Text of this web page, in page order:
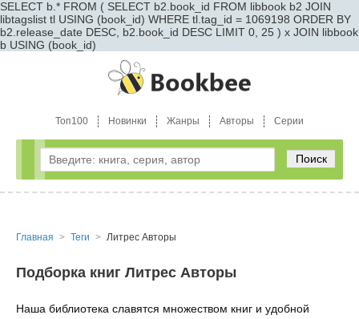
SELECT b.* FROM ( SELECT b2.book_id FROM libbook b2 JOIN
libtagslist tl USING (book_id) WHERE tl.tag_id = 1069198 ORDER BY
b2.release_date DESC, b2.book_id DESC LIMIT 0, 25 ) x JOIN libbook
b USING (book_id)
Топ100 Новинки Жанры Авторы Серии
Поиск
Главная Теги Литрес Авторы
Подборка книг Литрес Авторы
Наша библиотека славятся множеством книг и удобной